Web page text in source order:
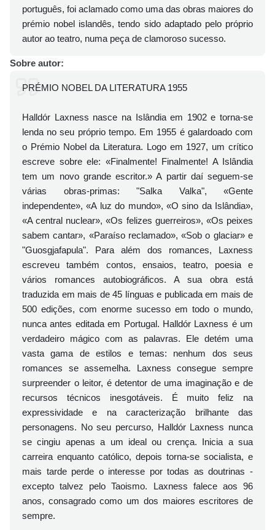
português, foi aclamado como uma das obras maiores do
prémio nobel islandês, tendo sido adaptado pelo próprio
autor ao teatro, numa peça de clamoroso sucesso.
Sobre autor:
PRÉMIO NOBEL DA LITERATURA 1955
Halldór Laxness nasce na Islândia em 1902 e torna-se
lenda no seu próprio tempo. Em 1955 é galardoado com
o Prémio Nobel da Literatura. Logo em 1927, um crítico
escreve sobre ele: «Finalmente! Finalmente! A Islândia
tem um novo grande escri­tor.» A partir daí seguem-se
várias obras-primas: "Salka Valka", «Gente
independente», «A luz do mundo», «O sino da Islândia»,
«A central nuclear», «Os felizes guerreiros», «Os peixes
sabem cantar», «Paraíso reclamado», «Sob o glaciar» e
"Guosgjafapula". Para além dos romances, Laxness
escreveu também contos, ensaios, teatro, poesia e
vários romances autobiográficos. A sua obra está
traduzida em mais de 45 línguas e publicada em mais de
500 edições, com enorme sucesso em todo o mundo,
nunca antes editada em Portugal. Halldór Laxness é um
verdadeiro mágico com as palavras. Ele detém uma
vasta gama de estilos e temas: nenhum dos seus
romances se assemelha. Laxness consegue sempre
surpreender o leitor, é detentor de uma imaginação e de
recursos técnicos inesgotáveis. É muito feliz na
expressividade e na caracterização brilhante das
personagens. No seu percurso, Halldór Laxness nunca
se cingiu apenas a um ideal ou crença. Inicia a sua
carreira enquanto católico, depois torna-se socialista, e
mais tarde perde o interesse por todas as doutrinas -
excepto talvez pelo Taoismo. Laxness falece aos 96
anos, consagrado como um dos maiores escritores de
sempre.